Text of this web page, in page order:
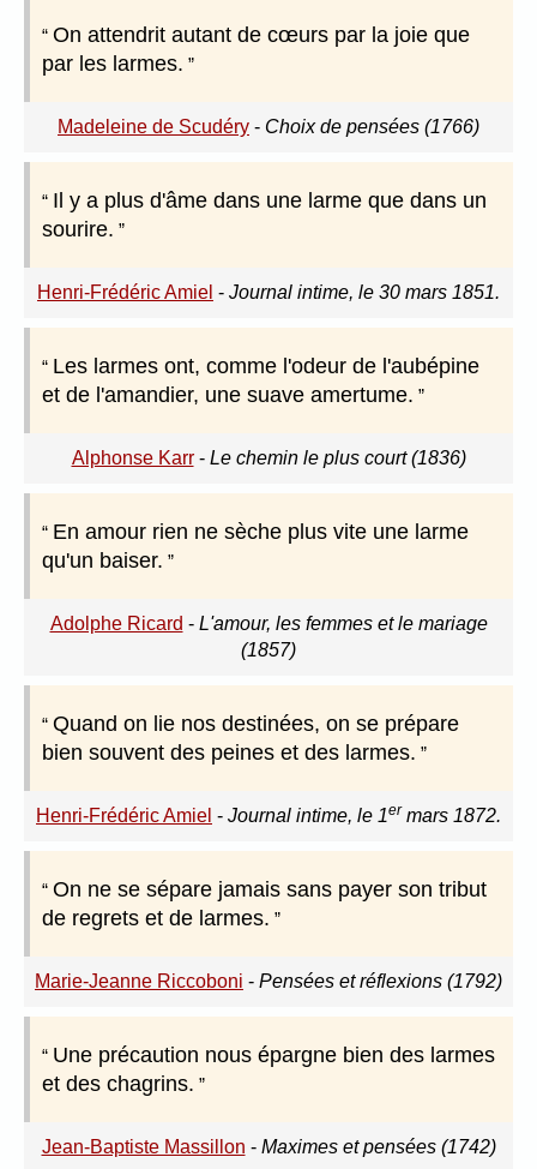
On attendrit autant de cœurs par la joie que
par les larmes.
Madeleine de Scudéry - Choix de pensées (1766)
Il y a plus d'âme dans une larme que dans un
sourire.
Henri-Frédéric Amiel - Journal intime, le 30 mars 1851.
Les larmes ont, comme l'odeur de l'aubépine
et de l'amandier, une suave amertume.
Alphonse Karr- Le chemin le plus court (1836)
En amour rien ne sèche plus vite une larme
qu'un baiser.
Adolphe Ricard - L'amour, les femmes et le mariage
(1857)
Quand on lie nos destinées, on se prépare
bien souvent des peines et des larmes.
Henri-Frédéric Amiel - Journal intime, le 1er mars 1872.
On ne se sépare jamais sans payer son tribut
de regrets et de larmes.
Marie-Jeanne Riccoboni - Pensées et réflexions (1792)
Une précaution nous épargne bien des larmes
et des chagrins.
Jean-Baptiste Massillon - Maximes et pensées (1742)